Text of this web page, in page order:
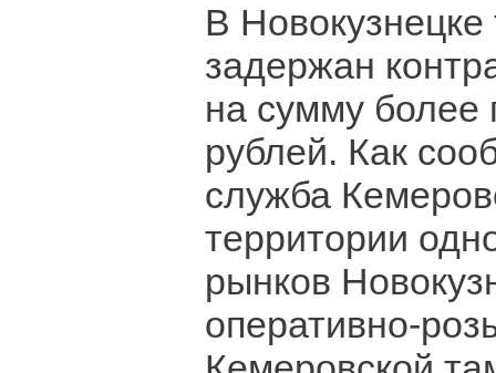
В
задержан
на сумму более
рублей. Как
служба
территории
рынков
оперативно-